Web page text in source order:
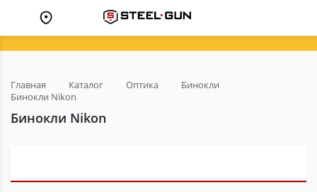
Главная Каталог Оптика
Бинокли
Бинокли Nikon
Бинокли Nikon